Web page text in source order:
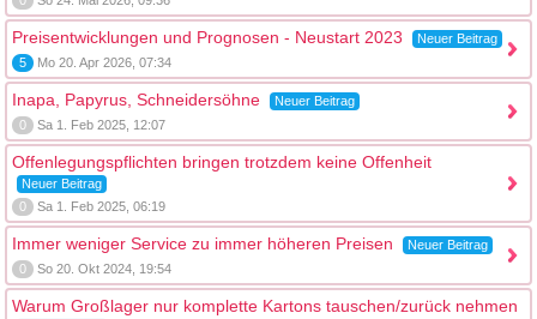
Preisentwicklungen und Prognosen - Neustart 2023
Neuer Beitrag
5
Mo 20. Apr 2026, 07:34
Inapa, Papyrus, Schneidersöhne
Neuer Beitrag
0
Sa 1. Feb 2025, 12:07
Offenlegungspflichten bringen trotzdem keine Offenheit
Neuer Beitrag
0
Sa 1. Feb 2025, 06:19
Immer weniger Service zu immer höheren Preisen
Neuer Beitrag
0
So 20. Okt 2024, 19:54
Warum Großlager nur komplette Kartons tauschen/zurück nehmen